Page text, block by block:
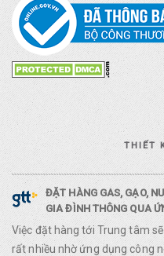
THIẾT
ĐẶT HÀNG GAS, GẠO,
GIA ĐÌNH THÔNG QUA
Việc đặt hàng tới Trung tâm
rất nhiều nhờ ứng dụng công